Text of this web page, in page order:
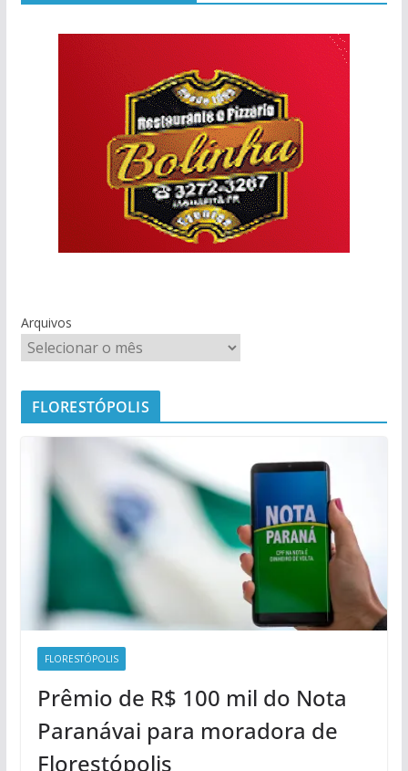
Arquivos
FLORESTÓPOLIS
FLORESTÓPOLIS
Prêmio de R$ 100 mil do Nota
Paranávai para moradora de
Florestópolis